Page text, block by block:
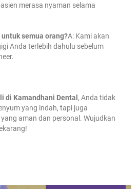
merasa nyaman selama
semua orang?A: Kami akan
Anda terlebih dahulu sebelum
di Kamandhani Dental , Anda tidak
yang indah, tapi juga
aman dan personal. Wujudkan